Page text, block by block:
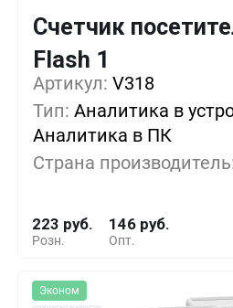
Счетчик
Flash 1
Артикул: V318
Тип: Аналитика в
Аналитика в ПК
Страна
Розн.
223 руб.
Опт.
146 руб.
Кол-во
1+ 0%
5+ -7%
10+ -15%
Эконом